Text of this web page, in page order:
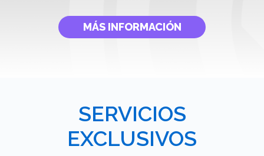
MÁS INFORMACIÓN
SERVICIOS
EXCLUSIVOS